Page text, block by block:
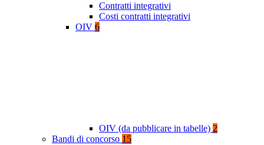
Contratti integrativi
Costi contratti integrativi
OIV 6
OIV (da pubblicare in tabelle) 2
Bandi di concorso 15